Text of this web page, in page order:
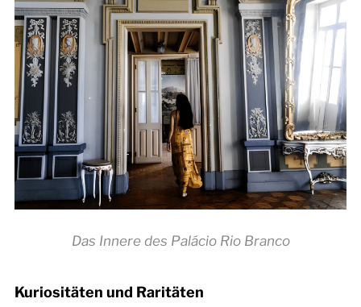
Das Innere des Palácio Rio Branco
Kuriositäten und Raritäten